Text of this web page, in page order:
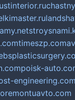
timeszp.com
poisk-
engineering.com